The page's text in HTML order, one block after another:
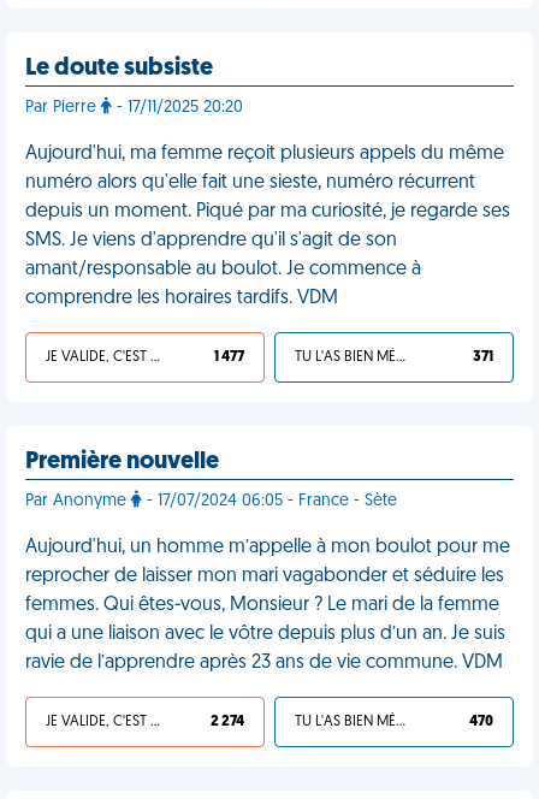
Le doute subsiste
Par Pierre - 17/11/2025 20:20
Aujourd'hui, ma femme reçoit plusieurs appels du même
numéro alors qu'elle fait une sieste, numéro récurrent
depuis un moment. Piqué par ma curiosité, je regarde ses
SMS. Je viens d'apprendre qu'il s'agit de son
amant/responsable au boulot. Je commence à
comprendre les horaires tardifs. VDM
JE VALIDE, C'EST UNE VDM 1 477 TU L'AS BIEN MÉRITÉ 371
Première nouvelle
Par Anonyme - 17/07/2024 06:05 - France - Sète
Aujourd'hui, un homme m’appelle à mon boulot pour me
reprocher de laisser mon mari vagabonder et séduire les
femmes. Qui êtes-vous, Monsieur ? Le mari de la femme
qui a une liaison avec le vôtre depuis plus d’un an. Je suis
ravie de l’apprendre après 23 ans de vie commune. VDM
JE VALIDE, C'EST UNE VDM 2 274 TU L'AS BIEN MÉRITÉ 470